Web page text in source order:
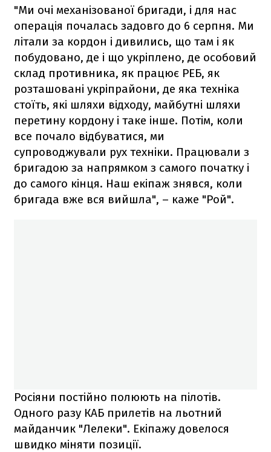
"Ми очі механізованої бригади, і для нас
операція почалась задовго до 6 серпня. Ми
літали за кордон і дивились, що там і як
побудовано, де і що укріплено, де особовий
склад противника, як працює РЕБ, як
розташовані укріпрайони, де яка техніка
стоїть, які шляхи відходу, майбутні шляхи
перетину кордону і таке інше. Потім, коли
все почало відбуватися, ми
супроводжували рух техніки. Працювали з
бригадою за напрямком з самого початку і
до самого кінця. Наш екіпаж знявся, коли
бригада вже вся вийшла", – каже "Рой".
Росіяни постійно полюють на пілотів.
Одного разу КАБ прилетів на льотний
майданчик "Лелеки". Екіпажу довелося
швидко міняти позиції.